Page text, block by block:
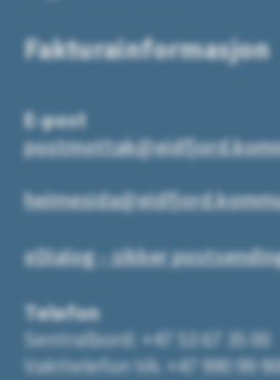
Fakturainformasjon
E-post
eDialog - sikker
Telefon
Sentralbord: +47 53 67 35 00
Vakttelefon VA: +47 990 99